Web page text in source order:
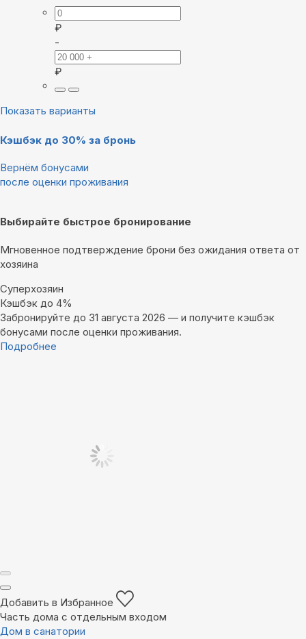
₽
-
₽
Показать варианты
Кэшбэк до 30% за бронь
Вернём бонусами
после оценки проживания
Выбирайте быстрое бронирование
Мгновенное подтверждение брони без ожидания ответа от
хозяина
Суперхозяин
Кэшбэк до 4%
Забронируйте до 31 августа 2026 — и получите кэшбэк
бонусами после оценки проживания.
Подробнее
Добавить в Избранное
Часть дома с отдельным входом
Дом в санатории